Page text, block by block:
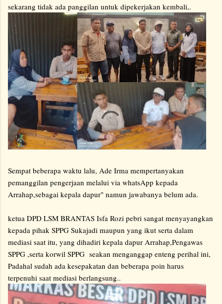
sekarang tidak ada panggilan untuk dipekerjakan kembali,.
Sempat beberapa waktu lalu, Ade Irma mempertanyakan
pemanggilan pengerjaan melalui via whatsApp kepada
Arrahap,sebagai kepala dapur" namun jawabanya belum ada.
ketua DPD LSM BRANTAS Isfa Rozi pebri sangat menyayangkan
kepada pihak SPPG Sukajadi maupun yang ikut serta dalam
mediasi saat itu, yang dihadiri kepala dapur Arrahap,Pengawas
SPPG ,serta korwil SPPG seakan menganggap enteng perihal ini,
Padahal sudah ada kesepakatan dan beberapa poin harus
terpenuhi saat mediasi berlangsung..